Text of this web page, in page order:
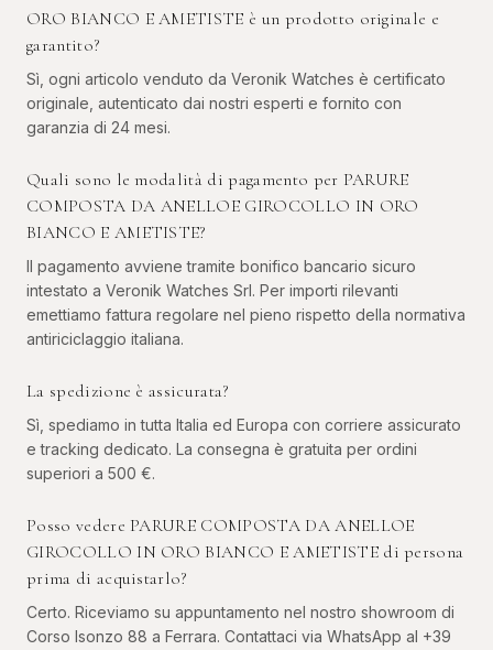
ORO BIANCO E AMETISTE è un prodotto originale e
garantito?
Sì, ogni articolo venduto da Veronik Watches è certificato
originale, autenticato dai nostri esperti e fornito con
garanzia di 24 mesi.
Quali sono le modalità di pagamento per PARURE
COMPOSTA DA ANELLOE GIROCOLLO IN ORO
BIANCO E AMETISTE?
Il pagamento avviene tramite bonifico bancario sicuro
intestato a Veronik Watches Srl. Per importi rilevanti
emettiamo fattura regolare nel pieno rispetto della normativa
antiriciclaggio italiana.
La spedizione è assicurata?
Sì, spediamo in tutta Italia ed Europa con corriere assicurato
e tracking dedicato. La consegna è gratuita per ordini
superiori a 500 €.
Posso vedere PARURE COMPOSTA DA ANELLOE
GIROCOLLO IN ORO BIANCO E AMETISTE di persona
prima di acquistarlo?
Certo. Riceviamo su appuntamento nel nostro showroom di
Corso Isonzo 88 a Ferrara. Contattaci via WhatsApp al +39